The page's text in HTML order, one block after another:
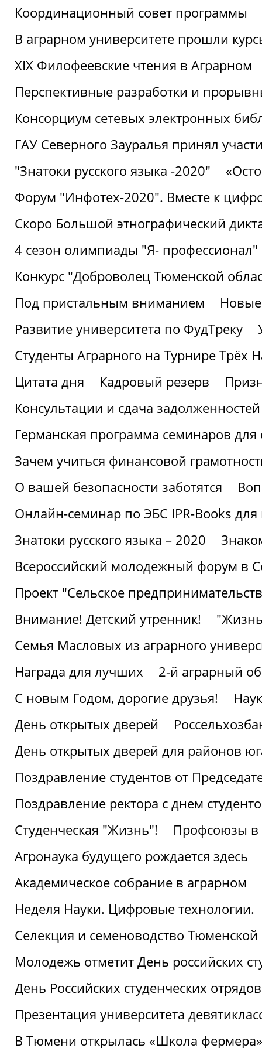
Координационный совет программы
В аграрном университете прошли
XIX Филофеевские чтения в Аграрном
Перспективные разработки и
Консорциум сетевых электронных
ГАУ Северного Зауралья принял
"Знатоки русского языка -2020"
Форум "Инфотех-2020". Вместе к
Скоро Большой этнографический
4 сезон олимпиады "Я- профессионал"
Конкурс "Доброволец Тюменской
Под пристальным вниманием
Развитие университета по ФудТреку
Студенты Аграрного на Турнире Трёх
Цитата дня
Кадровый резерв
Консультации и сдача
Германская программа семинаров для
Зачем учиться финансовой
О вашей безопасности заботятся
Онлайн-семинар по ЭБС IPR-Books для
Знатоки русского языка – 2020
Всероссийский молодежный форум в
Проект "Сельское
Внимание! Детский утренник!
Семья Масловых из аграрного
Награда для лучших
2-й аграрный
С новым Годом, дорогие друзья!
День открытых дверей
День открытых дверей для районов
Поздравление студентов от
Поздравление ректора с днем
Студенческая "Жизнь"!
Профсоюзы в
Агронаука будущего рождается здесь
Академическое собрание в аграрном
Неделя Науки. Цифровые технологии.
Селекция и семеноводство Тюменской
Молодежь отметит День российских
День Российских студенческих
Презентация университета
В Тюмени открылась «Школа фермера»